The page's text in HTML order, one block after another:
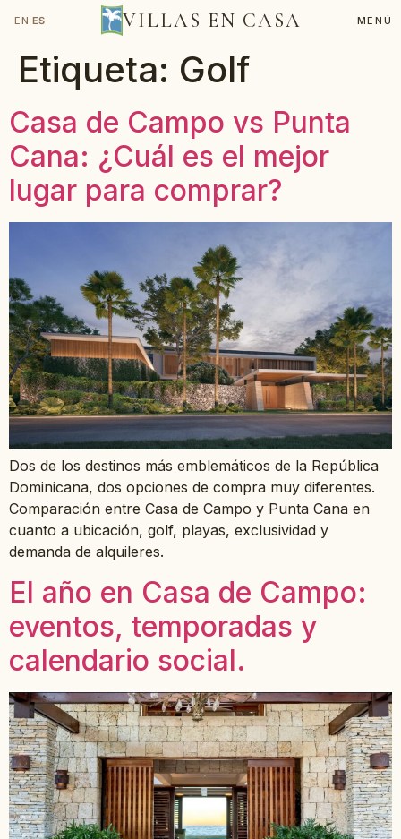
EN ES VILLAS EN CASA MENÚ
Etiqueta: Golf
Casa de Campo vs Punta
Cana: ¿Cuál es el mejor
lugar para comprar?
Dos de los destinos más emblemáticos de la República
Dominicana, dos opciones de compra muy diferentes.
Comparación entre Casa de Campo y Punta Cana en
cuanto a ubicación, golf, playas, exclusividad y
demanda de alquileres.
El año en Casa de Campo:
eventos, temporadas y
calendario social.